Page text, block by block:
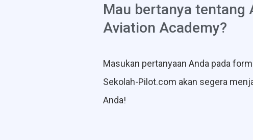
Mau bertanya tentang
Aviation Academy?
Masukan pertanyaan Anda pada
Sekolah-Pilot.com akan segera
Anda!